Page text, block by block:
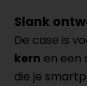
Slank
De case is
kern en een
die je